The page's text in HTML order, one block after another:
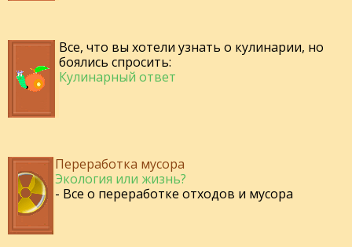
Все, что вы хотели узнать о кулинарии, но
боялись спросить:
Кулинарный ответ
Переработка мусора
Экология или жизнь?
- Все о переработке отходов и мусора